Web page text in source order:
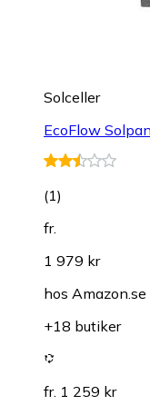
Solceller
EcoFlow
(1)
fr.
1 979 kr
hos Amazon.se
+18 butiker
fr. 1 259 kr